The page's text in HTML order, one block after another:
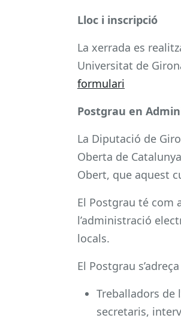
Lloc i inscripció
La xerrada es
Universitat de
formulari
Postgrau en
La Diputació de
Oberta de
Obert, que aquest
El Postgrau té com
l’administració
locals.
El Postgrau
Treballadors de
secretaris,